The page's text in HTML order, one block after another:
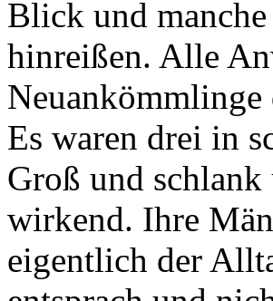
Blick und
hinreißen. Alle
Neuankömmlinge
Es waren drei in
Groß und
wirkend. Ihre
eigentlich der